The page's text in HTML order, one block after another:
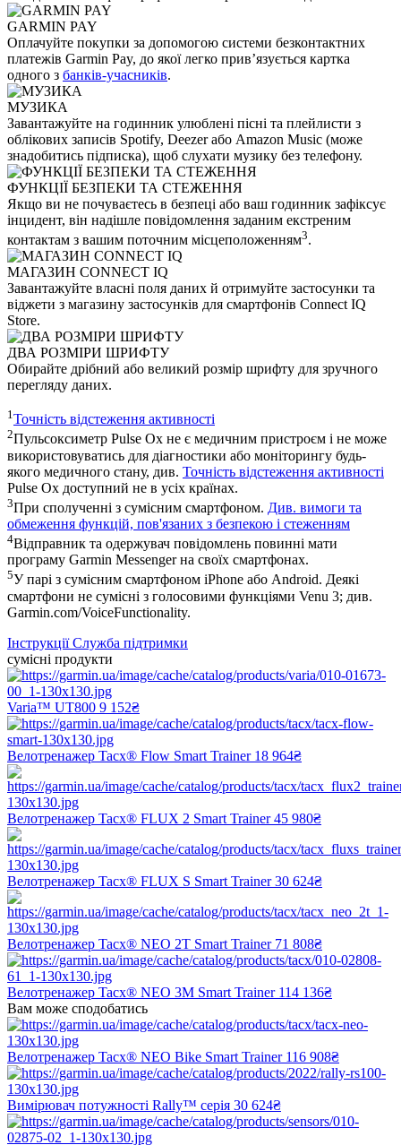
GARMIN PAY
Оплачуйте покупки за допомогою системи безконтактних
платежів Garmin Pay, до якої легко прив’язується картка
одного з банків-учасників.
МУЗИКА
Завантажуйте на годинник улюблені пісні та плейлисти з
облікових записів Spotify, Deezer або Amazon Music (може
знадобитись підписка), щоб слухати музику без телефону.
ФУНКЦІЇ БЕЗПЕКИ ТА СТЕЖЕННЯ
Якщо ви не почуваєтесь в безпеці або ваш годинник зафіксує
інцидент, він надішле повідомлення заданим екстреним
контактам з вашим поточним місцеположенням3.
МАГАЗИН CONNECT IQ
Завантажуйте власні поля даних й отримуйте застосунки та
віджети з магазину застосунків для смартфонів Connect IQ
Store.
ДВА РОЗМІРИ ШРИФТУ
Обирайте дрібний або великий розмір шрифту для зручного
перегляду даних.
1 Точність відстеження активності
2Пульсоксиметр Pulse Ox не є медичним пристроєм і не може
використовуватись для діагностики або моніторингу будь-
якого медичного стану, див. Точність відстеження активності
Pulse Ox доступний не в усіх країнах.
3При сполученні з сумісним смартфоном. Див. вимоги та
обмеження функцій, пов'язаних з безпекою і стеженням
4Відправник та одержувач повідомлень повинні мати
програму Garmin Messenger на своїх смартфонах.
5У парі з сумісним смартфоном iPhone або Android. Деякі
смартфони не сумісні з голосовими функціями Venu 3; див.
Garmin.com/VoiceFunctionality.
Інструкції Служба підтримки
сумісні продукти
Varia™ UT800 9 152₴
Велотренажер Tacx® Flow Smart Trainer 18 964₴
Велотренажер Tacx® FLUX 2 Smart Trainer 45 980₴
Велотренажер Tacx® FLUX S Smart Trainer 30 624₴
Велотренажер Tacx® NEO 2T Smart Trainer 71 808₴
Велотренажер Tacx® NEO 3M Smart Trainer 114 136₴
Вам може сподобатись
Велотренажер Tacx® NEO Bike Smart Trainer 116 908₴
Вимірювач потужності Rally™ серія 30 624₴